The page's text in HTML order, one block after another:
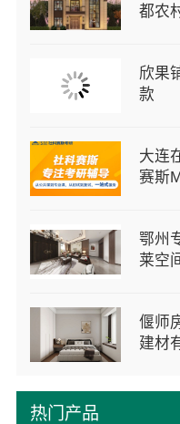
热门产品
都农
欣果
款
大连
赛斯
鄂州
莱空
偃师
建材